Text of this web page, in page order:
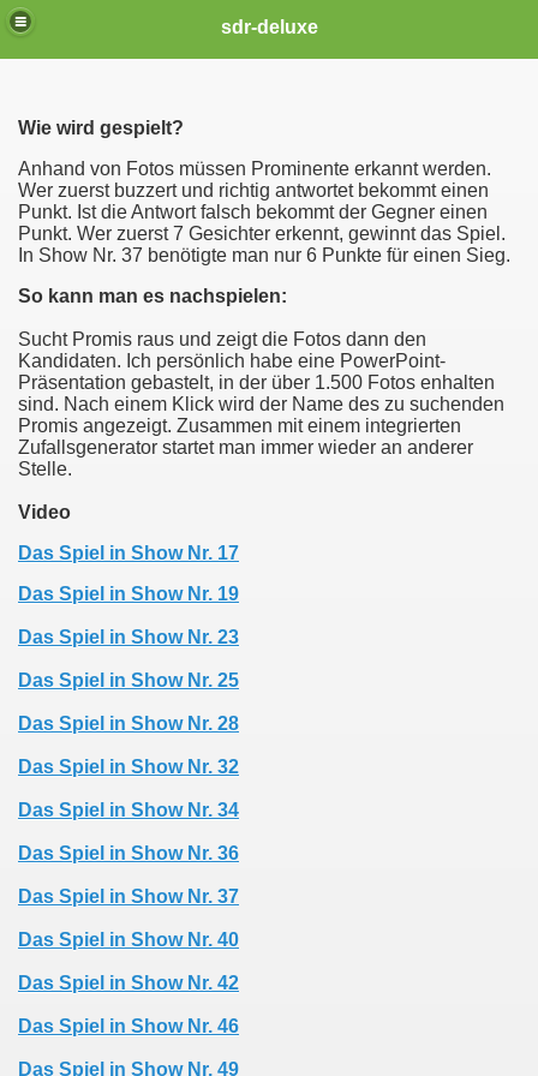
sdr-deluxe
Wie wird gespielt?
Anhand von Fotos müssen Prominente erkannt werden.
Wer zuerst buzzert und richtig antwortet bekommt einen
Punkt. Ist die Antwort falsch bekommt der Gegner einen
Punkt. Wer zuerst 7 Gesichter erkennt, gewinnt das Spiel.
In Show Nr. 37 benötigte man nur 6 Punkte für einen Sieg.
So kann man es nachspielen:
Sucht Promis raus und zeigt die Fotos dann den
Kandidaten. Ich persönlich habe eine PowerPoint-
Präsentation gebastelt, in der über 1.500 Fotos enhalten
sind. Nach einem Klick wird der Name des zu suchenden
Promis angezeigt. Zusammen mit einem integrierten
Zufallsgenerator startet man immer wieder an anderer
Stelle.
Video
Das Spiel in Show Nr. 17
Das Spiel in Show Nr. 19
Das Spiel in Show Nr. 23
Das Spiel in Show Nr. 25
Das Spiel in Show Nr. 28
Das Spiel in Show Nr. 32
Das Spiel in Show Nr. 34
Das Spiel in Show Nr. 36
Das Spiel in Show Nr. 37
Das Spiel in Show Nr. 40
Das Spiel in Show Nr. 42
Das Spiel in Show Nr. 46
Das Spiel in Show Nr. 49